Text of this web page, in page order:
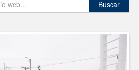
Opinión
Tomaron vecinos de Integración Familiar
iniciativa de Acción y Conciencia
Fortalece la UAT el acceso a la
educación superior en comunidades
REFUERZA BIENESTAR ANIMAL
LABORES DE ATENCIÓN PARA REDUCIR
Buscar